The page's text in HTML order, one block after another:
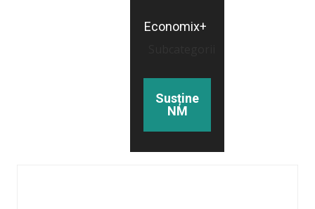
Economix+
Susține
NM